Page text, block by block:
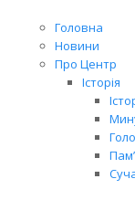
Головна
Новини
Про Центр
Історія